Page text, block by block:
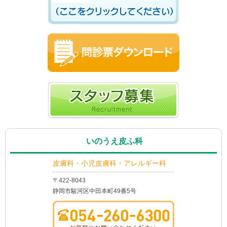
いのうえ皮ふ科
皮膚科・小児皮膚科・アレルギー科
〒422-8043
静岡市駿河区中田本町49番5号